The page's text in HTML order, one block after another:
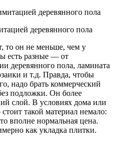
деревянного пола
то он не меньше, чем у
есть разные — от
деревянного пола, ламината
и т.д. Правда, чтобы
надо брать коммерческий
подложки. Он более
слой. В условиях дома или
такой материал немало:
вполне нормальная цена.
как укладка плитки.